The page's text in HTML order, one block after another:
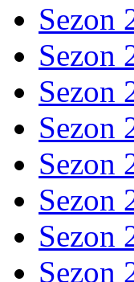
Sezon
Sezon
Sezon
Sezon
Sezon
Sezon
Sezon
Sezon